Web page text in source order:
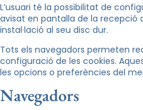
L’usuari té la possibilitat de
avisat en pantalla de la recepció
instal·lació al seu disc dur.
Tots els navegadors permeten
configuració de les cookies.
les opcions o preferències del
Navegadors